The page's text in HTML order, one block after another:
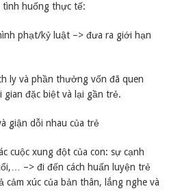
tình huống thực tế:
phạt/kỷ luật –> đưa ra giới hạn
ly và phần thưởng vốn đã quen
đặc biệt và lại gần trẻ.
giận dỗi nhau của trẻ
cuộc xung đột của con: sự cạnh
–> đi đến cách huấn luyện trẻ
xúc của bản thân, lắng nghe và